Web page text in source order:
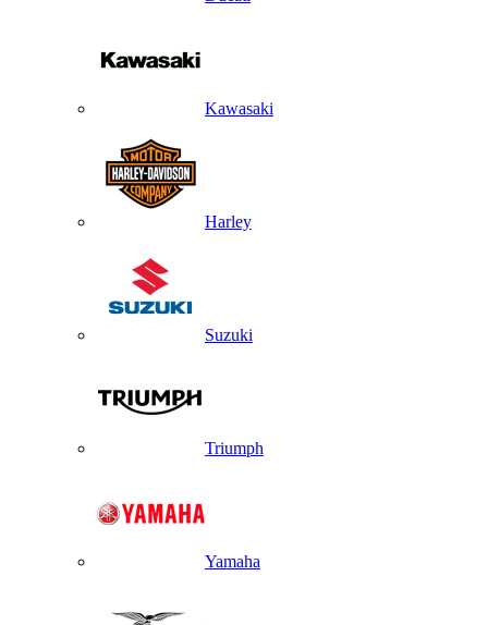
Kawasaki
Harley
Suzuki
Triumph
Yamaha